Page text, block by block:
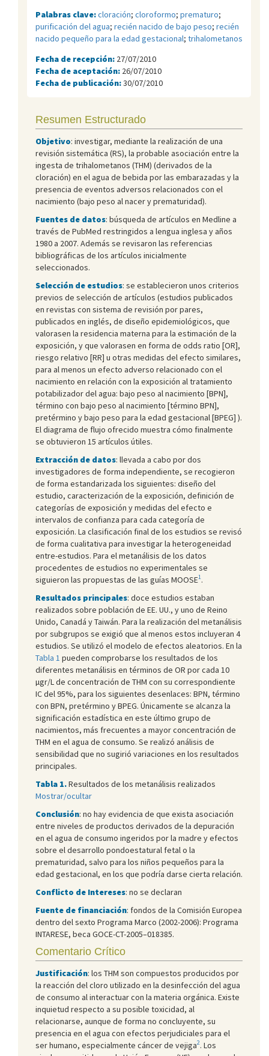
Palabras clave:cloración; cloroformo; prematuro;
purificación del agua; recién nacido de bajo peso; recién
nacido pequeño para la edad gestacional; trihalometanos
Fecha de recepción: 27/07/2010
Fecha de aceptación: 26/07/2010
Fecha de publicación:30/07/2010
Resumen Estructurado
Objetivo: investigar, mediante la realización de una
revisión sistemática (RS), la probable asociación entre la
ingesta de trihalometanos (THM) (derivados de la
cloración) en el agua de bebida por las embarazadas y la
presencia de eventos adversos relacionados con el
nacimiento (bajo peso al nacer y prematuridad).
Fuentes de datos: búsqueda de artículos en Medline a
través de PubMed restringidos a lengua inglesa y años
1980 a 2007. Además se revisaron las referencias
bibliográficas de los artículos inicialmente
seleccionados.
Selección de estudios: se establecieron unos criterios
previos de selección de artículos (estudios publicados
en revistas con sistema de revisión por pares,
publicados en inglés, de diseño epidemiológicos, que
valorasen la residencia materna para la estimación de la
exposición, y que valorasen en forma de odds ratio [OR],
riesgo relativo [RR] u otras medidas del efecto similares,
para al menos un efecto adverso relacionado con el
nacimiento en relación con la exposición al tratamiento
potabilizador del agua: bajo peso al nacimiento [BPN],
término con bajo peso al nacimiento [término BPN],
pretérmino y bajo peso para la edad gestacional [BPEG] ).
El diagrama de flujo ofrecido muestra cómo finalmente
se obtuvieron 15 artículos útiles.
Extracción de datos: llevada a cabo por dos
investigadores de forma independiente, se recogieron
de forma estandarizada los siguientes: diseño del
estudio, caracterización de la exposición, definición de
categorías de exposición y medidas del efecto e
intervalos de confianza para cada categoría de
exposición. La clasificación final de los estudios se revisó
de forma cualitativa para investigar la heterogeneidad
entre-estudios. Para el metanálisis de los datos
procedentes de estudios no experimentales se
siguieron las propuestas de las guías MOOSE1.
Resultados principales: doce estudios estaban
realizados sobre población de EE. UU., y uno de Reino
Unido, Canadá y Taiwán. Para la realización del metanálisis
por subgrupos se exigió que al menos estos incluyeran 4
estudios. Se utilizó el modelo de efectos aleatorios. En la
Tabla 1 pueden comprobarse los resultados de los
diferentes metanálisis en términos de OR por cada 10
µgr/L de concentración de THM con su correspondiente
IC del 95%, para los siguientes desenlaces: BPN, término
con BPN, pretérmino y BPEG. Únicamente se alcanza la
significación estadística en este último grupo de
nacimientos, más frecuentes a mayor concentración de
THM en el agua de consumo. Se realizó análisis de
sensibilidad que no sugirió variaciones en los resultados
principales.
Tabla 1.Resultados de los metanálisis realizados
Mostrar/ocultar
Conclusión: no hay evidencia de que exista asociación
entre niveles de productos derivados de la depuración
en el agua de consumo ingeridos por la madre y efectos
sobre el desarrollo pondoestatural fetal o la
prematuridad, salvo para los niños pequeños para la
edad gestacional, en los que podría darse cierta relación.
Conflicto de Intereses: no se declaran
Fuente de financiación: fondos de la Comisión Europea
dentro del sexto Programa Marco (2002-2006): Programa
INTARESE, beca GOCE-CT-2005–018385.
Comentario Crítico
Justificación: los THM son compuestos producidos por
la reacción del cloro utilizado en la desinfección del agua
de consumo al interactuar con la materia orgánica. Existe
inquietud respecto a su posible toxicidad, al
relacionarse, aunque de forma no concluyente, su
presencia en el agua con efectos perjudiciales para el
ser humano, especialmente cáncer de vejiga2. Los